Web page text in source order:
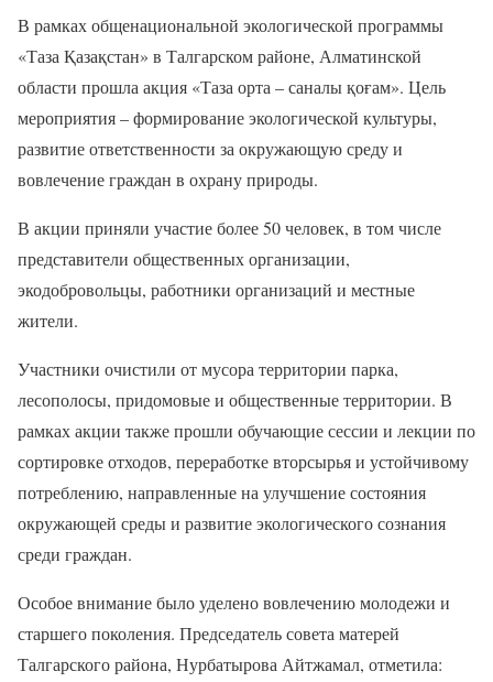
В рамках общенациональной экологической программы
«Таза Қазақстан» в Талгарском районе, Алматинской
области прошла акция «Таза орта – саналы қоғам». Цель
мероприятия – формирование экологической культуры,
развитие ответственности за окружающую среду и
вовлечение граждан в охрану природы.
В акции приняли участие более 50 человек, в том числе
представители общественных организации,
экодобровольцы, работники организаций и местные
жители.
Участники очистили от мусора территории парка,
лесополосы, придомовые и общественные территории. В
рамках акции также прошли обучающие сессии и лекции по
сортировке отходов, переработке вторсырья и устойчивому
потреблению, направленные на улучшение состояния
окружающей среды и развитие экологического сознания
среди граждан.
Особое внимание было уделено вовлечению молодежи и
старшего поколения. Председатель совета матерей
Талгарского района, Нурбатырова Айтжамал, отметила: